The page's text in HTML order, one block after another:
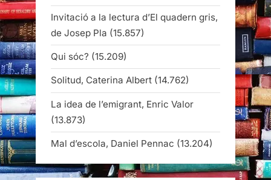
Invitació a la lectura d’El quadern gris,
de Josep Pla (15.857)
Qui sóc? (15.209)
Solitud, Caterina Albert (14.762)
La idea de l’emigrant, Enric Valor
(13.873)
Mal d’escola, Daniel Pennac (13.204)